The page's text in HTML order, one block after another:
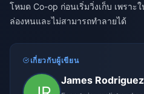
โหมด Co-op ก่อนเริ่มวิ่งเก็บ เพรา
ล่องหนและไม่สามารถทำลายได้
เกี่ยวกับผู้เขียน
James Rodriguez